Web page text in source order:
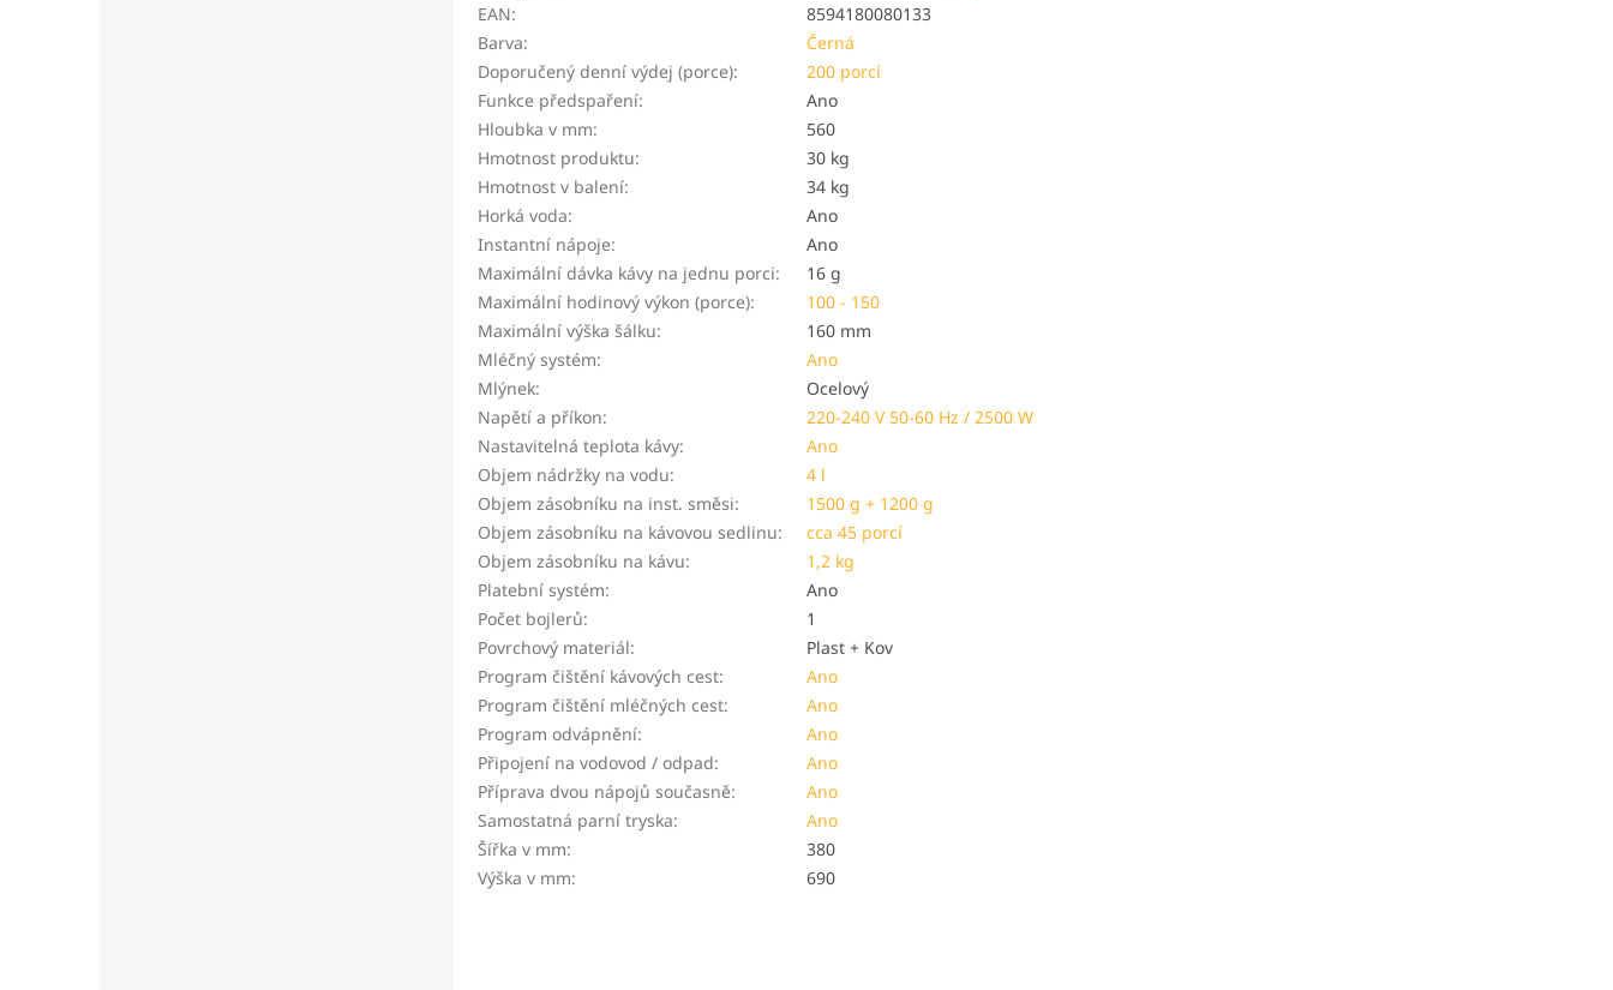
EAN:
8594180080133
Barva:
Černá
Doporučený denní výdej (porce):
200 porcí
Funkce předspaření:
Ano
Hloubka v mm:
560
Hmotnost produktu:
30 kg
Hmotnost v balení:
34 kg
Horká voda:
Ano
Instantní nápoje:
Ano
Maximální dávka kávy na jednu porci:
16 g
Maximální hodinový výkon (porce):
100 - 150
Maximální výška šálku:
160 mm
Mléčný systém:
Ano
Mlýnek:
Ocelový
Napětí a příkon:
220-240 V 50-60 Hz / 2500 W
Nastavitelná teplota kávy:
Ano
Objem nádržky na vodu:
4 l
Objem zásobníku na inst. směsi:
1500 g + 1200 g
Objem zásobníku na kávovou sedlinu:
cca 45 porcí
Objem zásobníku na kávu:
1,2 kg
Platební systém:
Ano
Počet bojlerů:
1
Povrchový materiál:
Plast + Kov
Program čištění kávových cest:
Ano
Program čištění mléčných cest:
Ano
Program odvápnění:
Ano
Připojení na vodovod / odpad:
Ano
Příprava dvou nápojů současně:
Ano
Samostatná parní tryska:
Ano
Šířka v mm:
380
Výška v mm: 690